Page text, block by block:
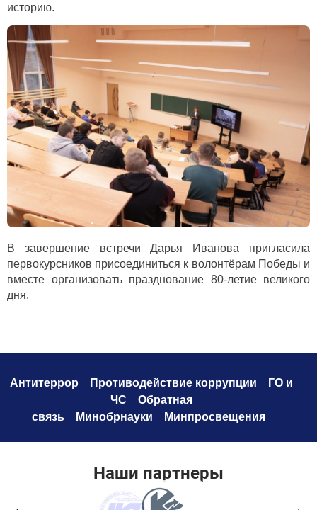
историю.
В завершение встречи Дарья Иванова пригласила
первокурсников присоединиться к волонтёрам Победы и
вместе организовать празднование 80-летие великого
дня.
Антитеррор Противодействие коррупции
ГО и
ЧС
Обратная
связь
Минобрнауки Минпросвещения
Наши партнеры